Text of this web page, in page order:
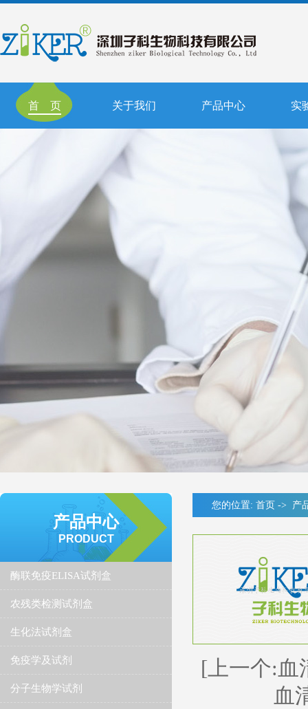
首 页 关于我们 产品中心 实
产品中心
PRODUCT
酶联免疫ELISA试剂盒
农残类检测试剂盒
生化法试剂盒
免疫学及试剂
分子生物学试剂
您的位置: 首页 -> 产
[上一个:血
血